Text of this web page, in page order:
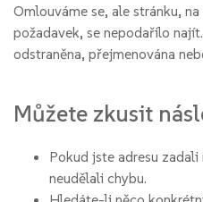
Omlouváme se, ale stránku,
požadavek, se nepodařilo
odstraněna, přejmenována
Můžete zkusit
Pokud jste adresu
neudělali chybu.